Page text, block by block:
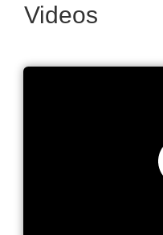
Videos